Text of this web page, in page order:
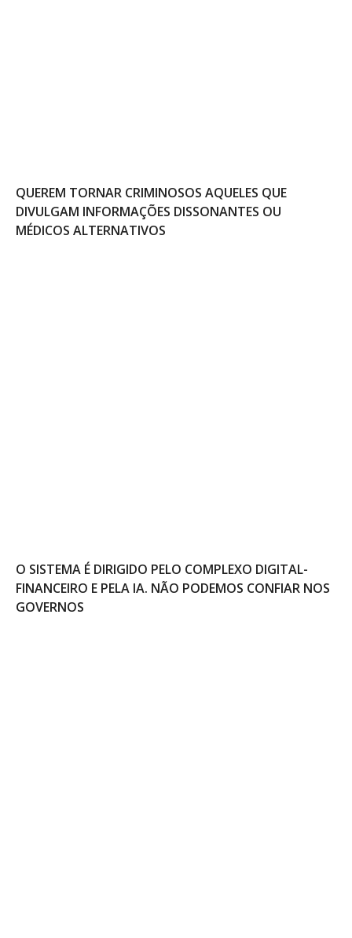
QUEREM TORNAR CRIMINOSOS AQUELES QUE
DIVULGAM INFORMAÇÕES DISSONANTES OU
MÉDICOS ALTERNATIVOS
O SISTEMA É DIRIGIDO PELO COMPLEXO DIGITAL-
FINANCEIRO E PELA IA. NÃO PODEMOS CONFIAR NOS
GOVERNOS